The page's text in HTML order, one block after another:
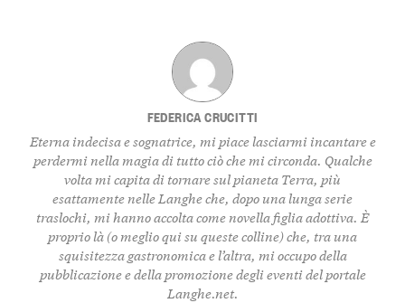
FEDERICA CRUCITTI
Eterna indecisa e sognatrice, mi piace lasciarmi incantare e
perdermi nella magia di tutto ciò che mi circonda. Qualche
volta mi capita di tornare sul pianeta Terra, più
esattamente nelle Langhe che, dopo una lunga serie
traslochi, mi hanno accolta come novella figlia adottiva. È
proprio là (o meglio qui su queste colline) che, tra una
squisitezza gastronomica e l’altra, mi occupo della
pubblicazione e della promozione degli eventi del portale
Langhe.net.